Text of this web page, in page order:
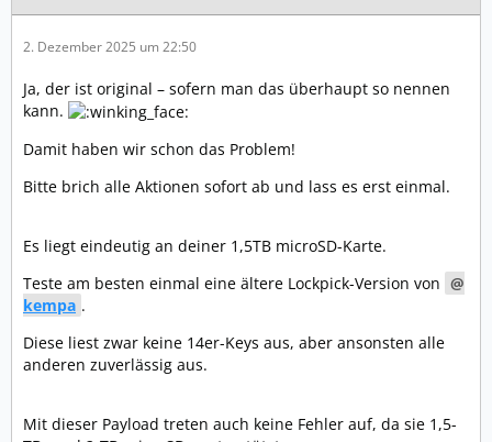
2. Dezember 2025 um 22:50
Ja, der ist original – sofern man das überhaupt so nennen
kann.
Damit haben wir schon das Problem!
Bitte brich alle Aktionen sofort ab und lass es erst einmal.
Es liegt eindeutig an deiner 1,5TB microSD-Karte.
Teste am besten einmal eine ältere Lockpick-Version von
kempa .
Diese liest zwar keine 14er-Keys aus, aber ansonsten alle
anderen zuverlässig aus.
Mit dieser Payload treten auch keine Fehler auf, da sie 1,5-